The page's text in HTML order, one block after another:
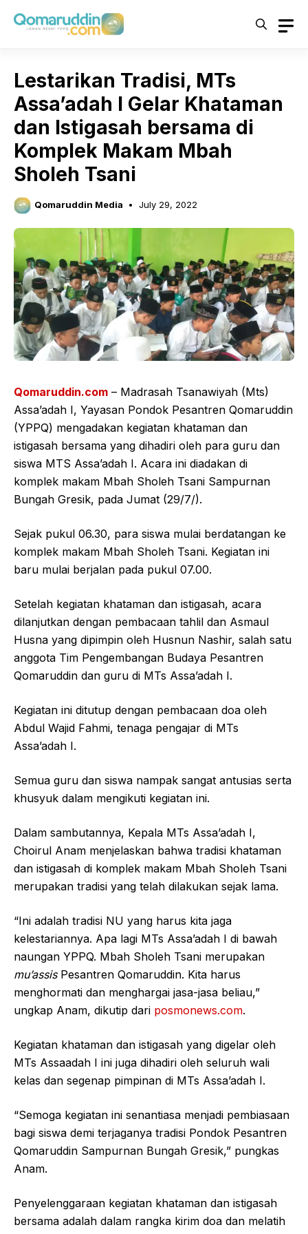
Lestarikan Tradisi, MTs
Assa’adah I Gelar Khataman
dan Istigasah bersama di
Komplek Makam Mbah
Sholeh Tsani
Qomaruddin Media July 29, 2022
Qomaruddin.com – Madrasah Tsanawiyah (Mts)
Assa’adah I, Yayasan Pondok Pesantren Qomaruddin
(YPPQ) mengadakan kegiatan khataman dan
istigasah bersama yang dihadiri oleh para guru dan
siswa MTS Assa’adah I. Acara ini diadakan di
komplek makam Mbah Sholeh Tsani Sampurnan
Bungah Gresik, pada Jumat (29/7/).
Sejak pukul 06.30, para siswa mulai berdatangan ke
komplek makam Mbah Sholeh Tsani. Kegiatan ini
baru mulai berjalan pada pukul 07.00.
Setelah kegiatan khataman dan istigasah, acara
dilanjutkan dengan pembacaan tahlil dan Asmaul
Husna yang dipimpin oleh Husnun Nashir, salah satu
anggota Tim Pengembangan Budaya Pesantren
Qomaruddin dan guru di MTs Assa’adah I.
Kegiatan ini ditutup dengan pembacaan doa oleh
Abdul Wajid Fahmi, tenaga pengajar di MTs
Assa’adah I.
Semua guru dan siswa nampak sangat antusias serta
khusyuk dalam mengikuti kegiatan ini.
Dalam sambutannya, Kepala MTs Assa’adah I,
Choirul Anam menjelaskan bahwa tradisi khataman
dan istigasah di komplek makam Mbah Sholeh Tsani
merupakan tradisi yang telah dilakukan sejak lama.
“Ini adalah tradisi NU yang harus kita jaga
kelestariannya. Apa lagi MTs Assa’adah I di bawah
naungan YPPQ. Mbah Sholeh Tsani merupakan
mu’assisPesantren Qomaruddin. Kita harus
menghormati dan menghargai jasa-jasa beliau,”
ungkap Anam, dikutip dari posmonews.com.
Kegiatan khataman dan istigasah yang digelar oleh
MTs Assaadah I ini juga dihadiri oleh seluruh wali
kelas dan segenap pimpinan di MTs Assa’adah I.
“Semoga kegiatan ini senantiasa menjadi pembiasaan
bagi siswa demi terjaganya tradisi Pondok Pesantren
Qomaruddin Sampurnan Bungah Gresik,” pungkas
Anam.
Penyelenggaraan kegiatan khataman dan istigasah
bersama adalah dalam rangka kirim doa dan melatih